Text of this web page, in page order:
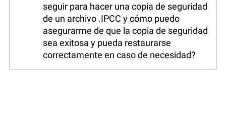
seguir para hacer una copia de seguridad
de un archivo .IPCC y cómo puedo
asegurarme de que la copia de seguridad
sea exitosa y pueda restaurarse
correctamente en caso de necesidad?